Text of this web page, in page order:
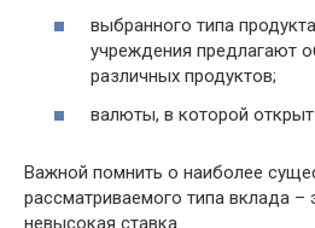
выбранного типа
учреждения предлагают
различных продуктов;
валюты, в которой открыт
Важной помнить о наиболее
рассматриваемого типа вклада –
невысокая ставка.